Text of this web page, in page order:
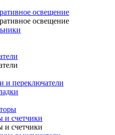
освещение
освещение
и переключатели
и счетчики
и счетчики